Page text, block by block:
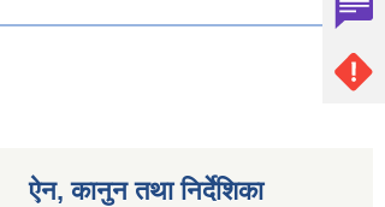
ऐन, कानुन तथा निर्देशिका